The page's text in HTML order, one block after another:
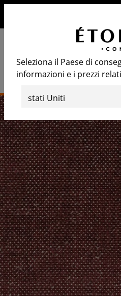
Seleziona il Paese di
informazioni e i prezzi